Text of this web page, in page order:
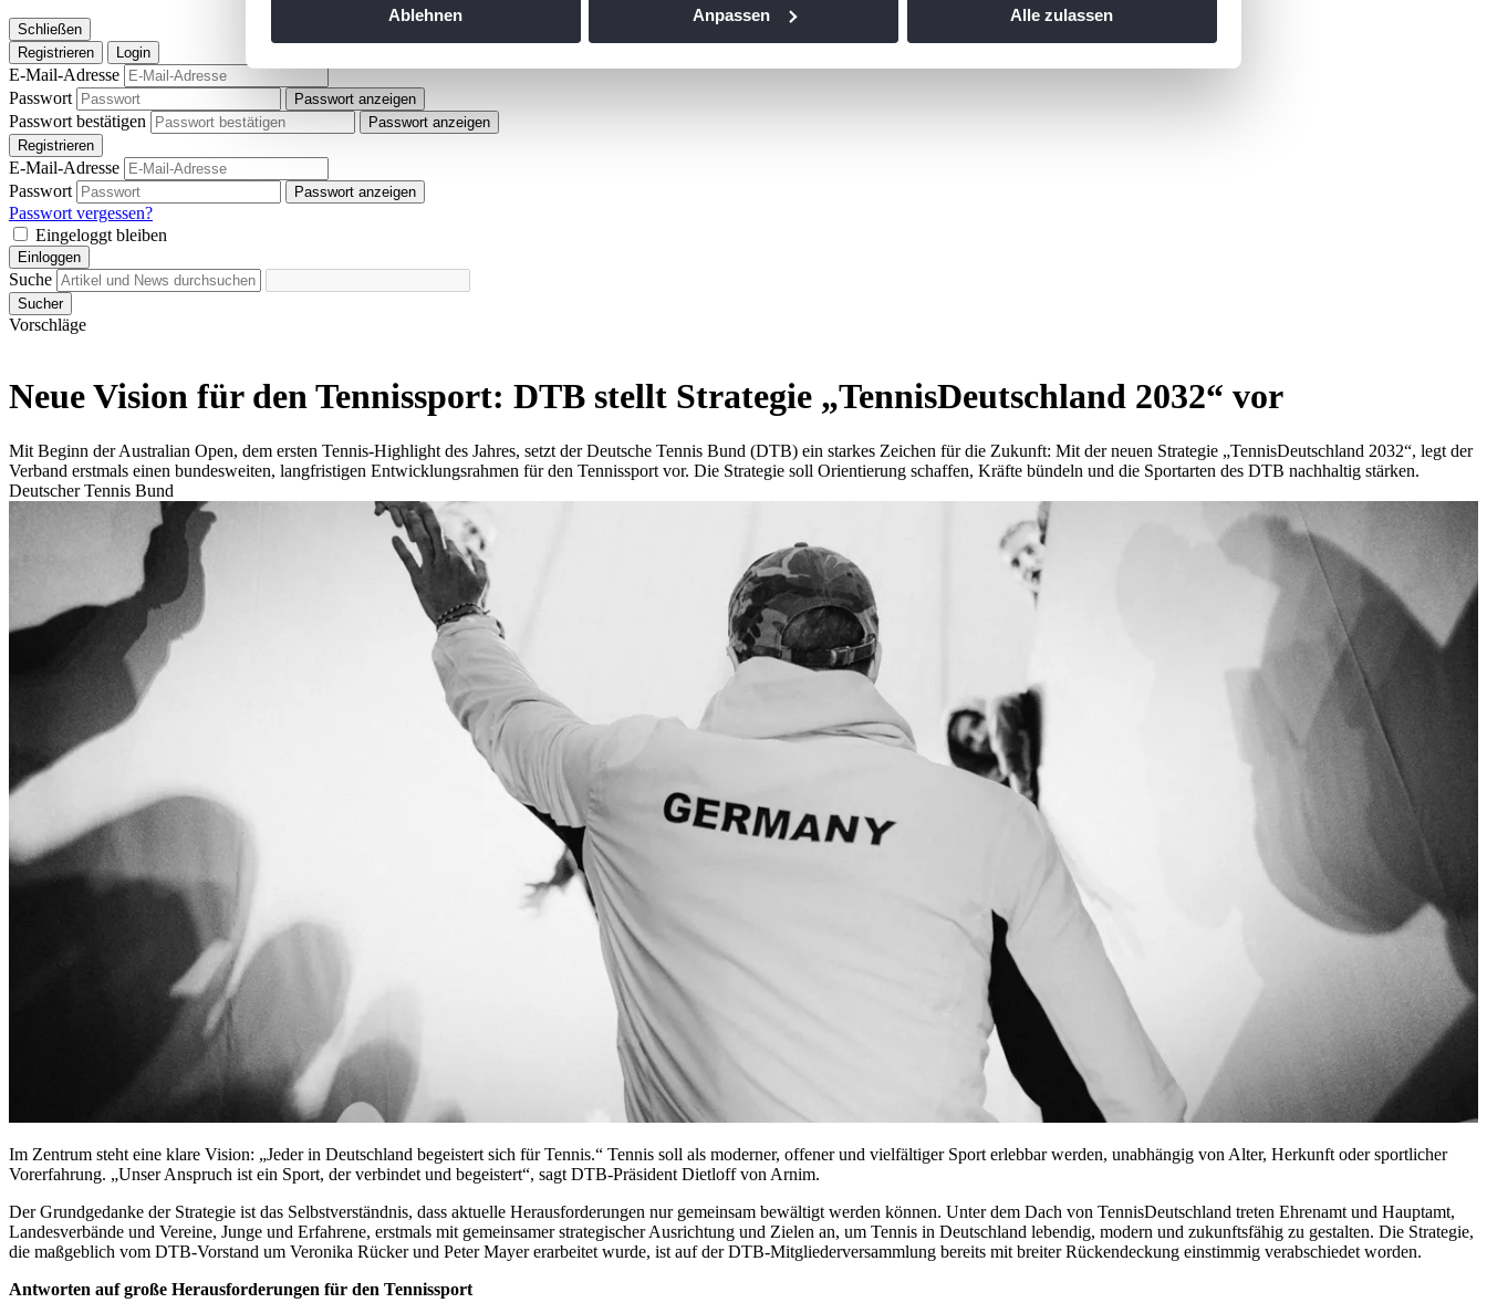
Wir verwenden Cookies, um Inhalte und Anzeigen zu personalisieren, Funktionen für soziale Medien anbieten zu können
und die Zugriffe auf unsere Website zu analysieren. Außerdem geben wir Informationen zu Ihrer Verwendung unserer
möglicherweise mit weiteren Daten zusammen, die Sie ihnen bereitgestellt haben oder die sie im Rahmen Ihrer Nutzung
Ablehnen Anpassen Alle zulassen
Schließen
Registrieren
Login
E-Mail-Adresse
Passwort
Passwort anzeigen
Passwort bestätigen
Passwort anzeigen
Registrieren
E-Mail-Adresse
Passwort
Passwort anzeigen
Passwort vergessen?
Eingeloggt bleiben
Einloggen
Suche
Sucher
Vorschläge
Neue Vision für den Tennissport: DTB stellt Strategie „TennisDeutschland 2032“ vor
Mit Beginn der Australian Open, dem ersten Tennis-Highlight des Jahres, setzt der Deutsche Tennis Bund (DTB) ein starkes Zeichen für die Zukunft: Mit der neuen Strategie „TennisDeutschland 2032“, legt der
Verband erstmals einen bundesweiten, langfristigen Entwicklungsrahmen für den Tennissport vor. Die Strategie soll Orientierung schaffen, Kräfte bündeln und die Sportarten des DTB nachhaltig stärken.
Deutscher Tennis Bund
Im Zentrum steht eine klare Vision: „Jeder in Deutschland begeistert sich für Tennis.“ Tennis soll als moderner, offener und vielfältiger Sport erlebbar werden, unabhängig von Alter, Herkunft oder sportlicher
Vorerfahrung. „Unser Anspruch ist ein Sport, der verbindet und begeistert“, sagt DTB-Präsident Dietloff von Arnim.
Der Grundgedanke der Strategie ist das Selbstverständnis, dass aktuelle Herausforderungen nur gemeinsam bewältigt werden können. Unter dem Dach von TennisDeutschland treten Ehrenamt und Hauptamt,
Landesverbände und Vereine, Junge und Erfahrene, erstmals mit gemeinsamer strategischer Ausrichtung und Zielen an, um Tennis in Deutschland lebendig, modern und zukunftsfähig zu gestalten. Die Strategie,
die maßgeblich vom DTB-Vorstand um Veronika Rücker und Peter Mayer erarbeitet wurde, ist auf der DTB-Mitgliederversammlung bereits mit breiter Rückendeckung einstimmig verabschiedet worden.
Antworten auf große Herausforderungen für den Tennissport